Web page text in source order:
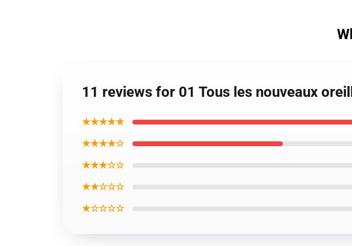
11 reviews for 01 Tous les nouveaux
★★★★★
★★★★☆
★★★☆☆
★★☆☆☆
★☆☆☆☆